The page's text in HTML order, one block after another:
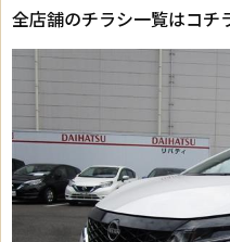
全店舗のチラシ一覧はコチ